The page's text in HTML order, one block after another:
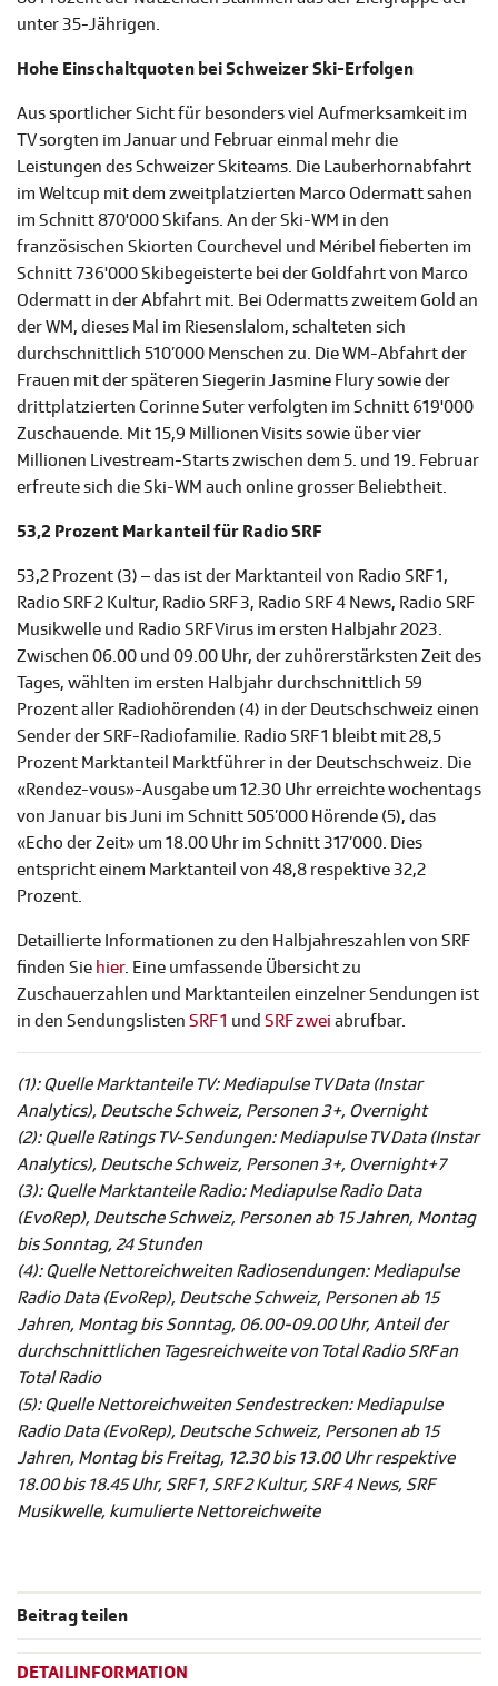
unter 35-Jährigen.
Hohe Einschaltquoten bei Schweizer Ski-Erfolgen
Aus sportlicher Sicht für besonders viel Aufmerksamkeit im
TV sorgten im Januar und Februar einmal mehr die
Leistungen des Schweizer Skiteams. Die Lauberhornabfahrt
im Weltcup mit dem zweitplatzierten Marco Odermatt sahen
im Schnitt 870'000 Skifans. An der Ski-WM in den
französischen Skiorten Courchevel und Méribel fieberten im
Schnitt 736'000 Skibegeisterte bei der Goldfahrt von Marco
Odermatt in der Abfahrt mit. Bei Odermatts zweitem Gold an
der WM, dieses Mal im Riesenslalom, schalteten sich
durchschnittlich 510’000 Menschen zu. Die WM-Abfahrt der
Frauen mit der späteren Siegerin Jasmine Flury sowie der
drittplatzierten Corinne Suter verfolgten im Schnitt 619'000
Zuschauende. Mit 15,9 Millionen Visits sowie über vier
Millionen Livestream-Starts zwischen dem 5. und 19. Februar
erfreute sich die Ski-WM auch online grosser Beliebtheit.
53,2 Prozent Markanteil für Radio SRF
53,2 Prozent (3) – das ist der Marktanteil von Radio SRF 1,
Radio SRF 2 Kultur, Radio SRF 3, Radio SRF 4 News, Radio SRF
Musikwelle und Radio SRF Virus im ersten Halbjahr 2023.
Zwischen 06.00 und 09.00 Uhr, der zuhörerstärksten Zeit des
Tages, wählten im ersten Halbjahr durchschnittlich 59
Prozent aller Radiohörenden (4) in der Deutschschweiz einen
Sender der SRF-Radiofamilie. Radio SRF 1 bleibt mit 28,5
Prozent Marktanteil Marktführer in der Deutschschweiz. Die
«Rendez-vous»-Ausgabe um 12.30 Uhr erreichte wochentags
von Januar bis Juni im Schnitt 505’000 Hörende (5), das
«Echo der Zeit» um 18.00 Uhr im Schnitt 317’000. Dies
entspricht einem Marktanteil von 48,8 respektive 32,2
Prozent.
Detaillierte Informationen zu den Halbjahreszahlen von SRF
finden Sie hier. Eine umfassende Übersicht zu
Zuschauerzahlen und Marktanteilen einzelner Sendungen ist
in den Sendungslisten SRF 1 und SRF zwei abrufbar.
(1): Quelle Marktanteile TV: Mediapulse TV Data (Instar
Analytics), Deutsche Schweiz, Personen 3+, Overnight
(2): Quelle Ratings TV-Sendungen: Mediapulse TV Data (Instar
Analytics), Deutsche Schweiz, Personen 3+, Overnight+7
(3): Quelle Marktanteile Radio: Mediapulse Radio Data
(EvoRep), Deutsche Schweiz, Personen ab 15 Jahren, Montag
bis Sonntag, 24 Stunden
(4): Quelle Nettoreichweiten Radiosendungen: Mediapulse
Radio Data (EvoRep), Deutsche Schweiz, Personen ab 15
Jahren, Montag bis Sonntag, 06.00-09.00 Uhr, Anteil der
durchschnittlichen Tagesreichweite von Total Radio SRF an
Total Radio
(5): Quelle Nettoreichweiten Sendestrecken: Mediapulse
Radio Data (EvoRep), Deutsche Schweiz, Personen ab 15
Jahren, Montag bis Freitag, 12.30 bis 13.00 Uhr respektive
18.00 bis 18.45 Uhr, SRF 1, SRF 2 Kultur, SRF 4 News, SRF
Musikwelle, kumulierte Nettoreichweite
Beitrag teilen
DETAILINFORMATION